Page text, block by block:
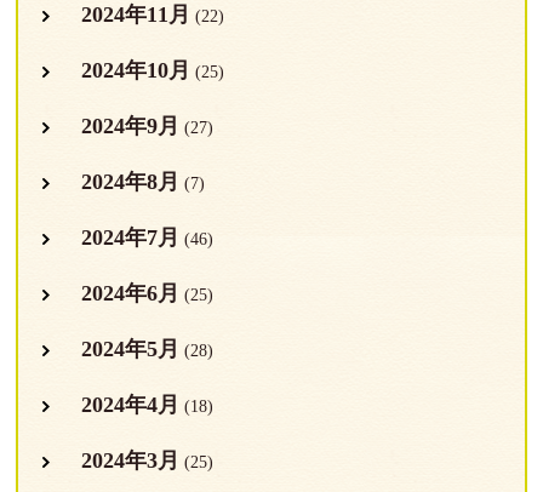
2024年11月 (22)
2024年10月 (25)
2024年9月 (27)
2024年8月 (7)
2024年7月 (46)
2024年6月 (25)
2024年5月 (28)
2024年4月 (18)
2024年3月 (25)